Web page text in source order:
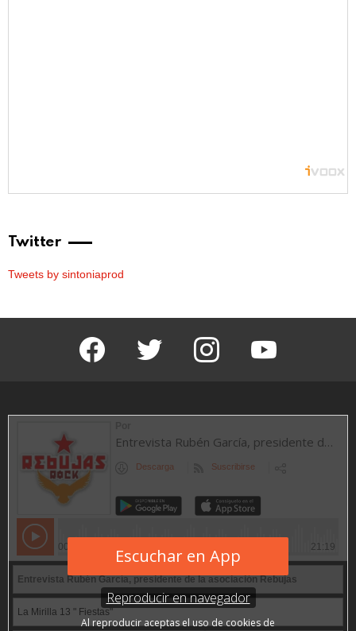
Twitter
Tweets by sintoniaprod
facebook twitter instagram